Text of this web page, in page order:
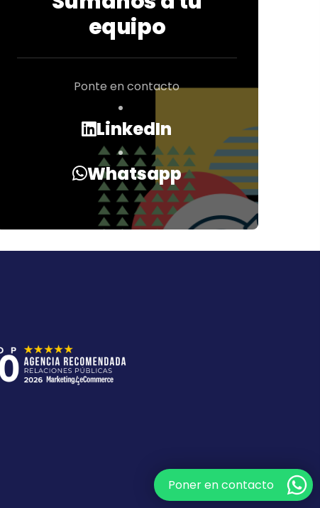
equipo
Ponte en contacto
LinkedIn
Whatsapp
Poner en contacto